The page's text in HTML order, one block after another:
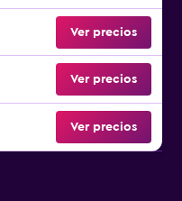
Ver precios
Ver precios
Ver precios